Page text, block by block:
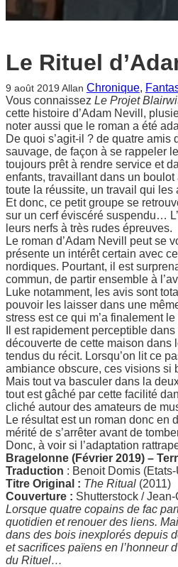
Le Rituel
9 août 2019 Allan Chronique,
Vous connaissez Le Projet
cette histoire d’Adam Nevill,
noter aussi que le roman a été
De quoi s’agit-il ? de quatre
sauvage, de façon à se rappeler
toujours prêt à rendre service et
enfants, travaillant dans un
toute la réussite, un travail qui les
Et donc, ce petit groupe se
sur un cerf éviscéré suspendu…
leurs nerfs à très rudes épreuves.
Le roman d’Adam Nevill peut se
présente un intérêt certain avec
nordiques. Pourtant, il est
commun, de partir ensemble à
Luke notamment, les avis sont
pouvoir les laisser dans une
stress est ce qui m’a finalement
Il est rapidement perceptible
découverte de cette maison dans
tendus du récit. Lorsqu’on lit ce
ambiance obscure, ces visions si
Mais tout va basculer dans la
tout est gâché par cette facilité
cliché autour des amateurs de
Le résultat est un roman donc en
mérité de s’arrêter avant de
Donc, à voir si l’adaptation
Bragelonne (Février 2019) –
Traduction : Benoit Domis
Titre Original : The Ritual (2011)
Couverture : Shutterstock /
Lorsque quatre copains de fac
quotidien et renouer des liens.
dans des bois inexplorés depuis
et sacrifices païens en l’honneur
du Rituel…